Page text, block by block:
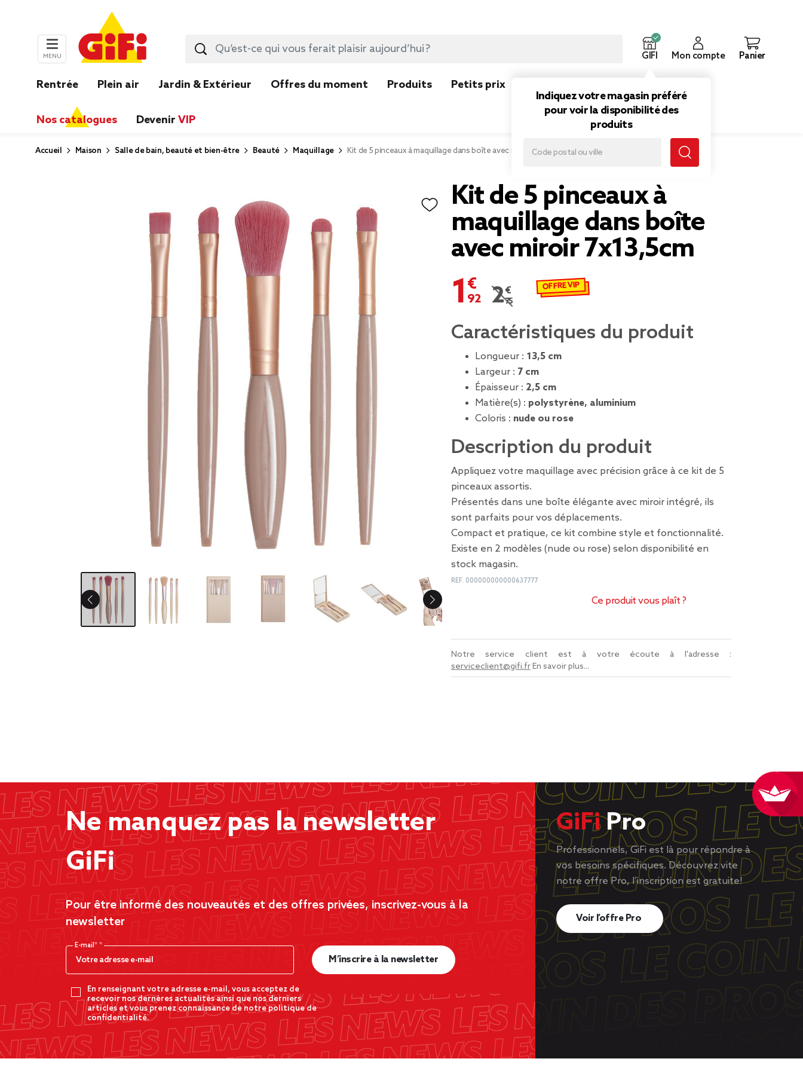
MENU GIFI
Indiquez votre magasin préféré
pour voir la disponibilité des
produits
Mon compte Panier
Rentrée Plein air Jardin & Extérieur Offres du moment Produits Petits prix
Nos catalogues Devenir VIP
Accueil Maison Salle de bain, beauté et bien-être Beauté Maquillage Kit de 5 pinceaux à maquillage dans boîte avec miroir 7x13,5cm
Kit de 5 pinceaux à
maquillage dans boîte
avec miroir 7x13,5cm
1,92 €
Prix remisé de 2,75 € à 1,92 €
2,75 €
OFFRE VIP
Caractéristiques du produit
Longueur : 13,5 cm
Largeur : 7 cm
Épaisseur : 2,5 cm
Matière(s) : polystyrène, aluminium
Coloris : nude ou rose
Description du produit
Appliquez votre maquillage avec précision grâce à ce kit de 5
pinceaux assortis.
Présentés dans une boîte élégante avec miroir intégré, ils
sont parfaits pour vos déplacements.
Compact et pratique, ce kit combine style et fonctionnalité.
Existe en 2 modèles (nude ou rose) selon disponibilité en
stock magasin.
REF. 000000000000637777
Ce produit vous plaît ?
Notre service client est à votre écoute à l'adresse :
serviceclient@gifi.frEn savoir plus...
Ne manquez pas la newsletter
GiFi
Pour être informé des nouveautés et des offres privées, inscrivez-vous à la
newsletter
E-mail*
En renseignant votre adresse e-mail, vous acceptez de
recevoir nos dernères actualités ainsi que nos derniers
articles et vous prenez connaissance de notre politique de
confidentialité.
M’inscrire à la newsletter
GiFiPro
Professionnels, GiFi est là pour répondre à
vos besoins spécifiques. Découvrez vite
notre offre Pro, l’inscription est gratuite!
Voir l’offre Pro